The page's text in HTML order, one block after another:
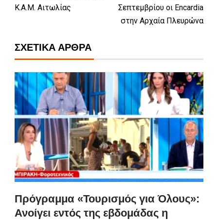
Κ.Α.Μ. Αιτωλίας
Σεπτεμβρίου οι Encardia
στην Αρχαία Πλευρώνα
ΣΧΕΤΙΚΆ ΆΡΘΡΑ
Πρόγραμμα «Τουρισμός για Όλους»:
Ανοίγει εντός της εβδομάδας η